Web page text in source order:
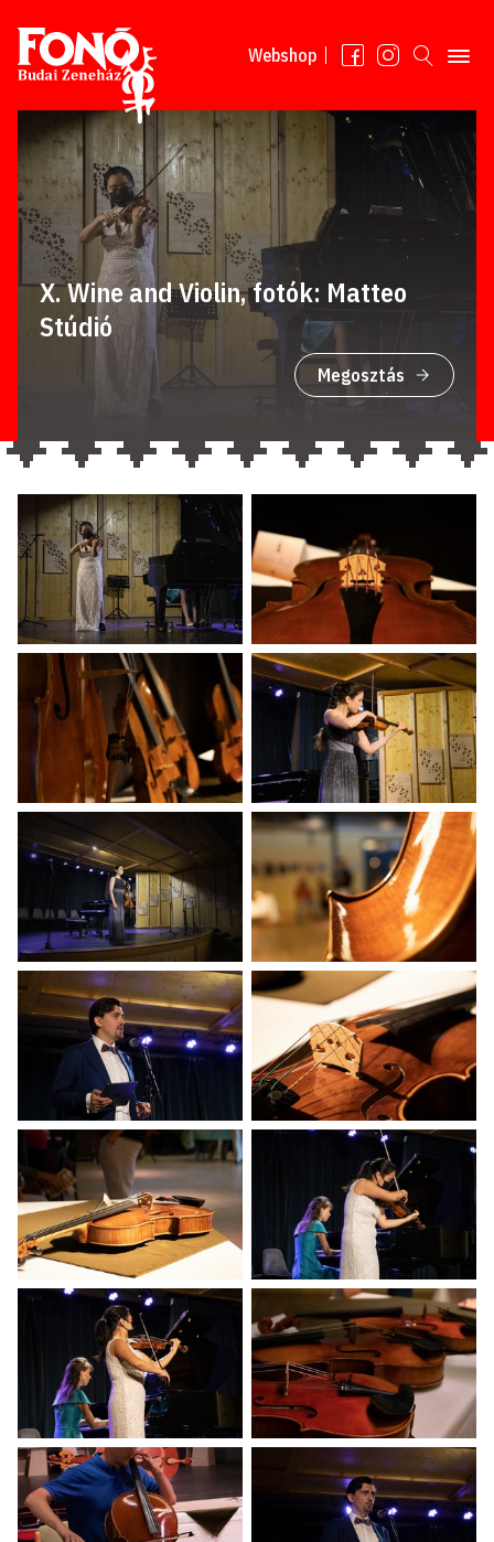
Tovább a tartalomhoz
Webshop
X. Wine and Violin, fotók: Matteo
Stúdió
Megosztás